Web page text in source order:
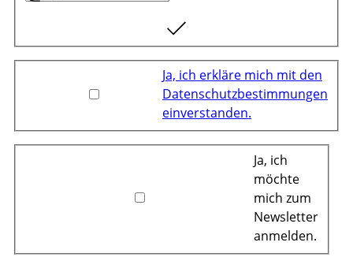
Ja, ich erkläre mich mit den
Datenschutzbestimmungen
einverstanden.
Ja, ich
möchte
mich zum
Newsletter
anmelden.